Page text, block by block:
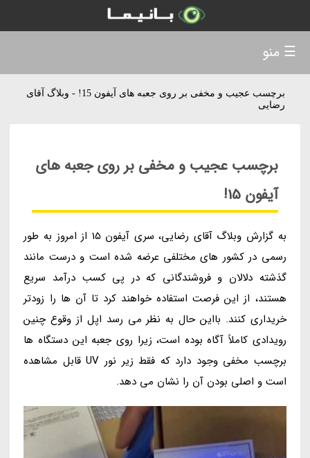
برچسب عجیب و مخفی بر روی جعبه های آیفون 15! - وبلاگ آقای
رضایی
برچسب عجیب و مخفی بر روی جعبه های
آیفون 15!
به گزارش وبلاگ آقای رضایی، سری آیفون 15 از امروز به طور
رسمی در کشور های مختلفی عرضه شده است و درست مانند
گذشته دلالان و فروشندگانی که در پی کسب درآمد سریع
هستند، از این فرصت استفاده خواهند کرد تا آن ها را زودتر
خریداری کنند. بااین حال به نظر می رسد اپل از وقوع چنین
رویدادی کاملاً آگاه بوده است، زیرا روی جعبه این دستگاه ها
برچسب مخفی وجود دارد که فقط زیر نور UV قابل مشاهده
است و اصلی بودن آن را نشان می دهد.
☰ منو